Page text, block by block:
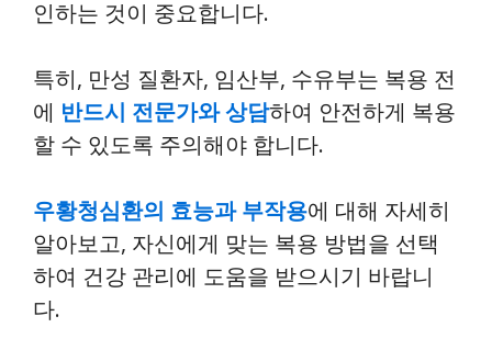
인하는 것이 중요합니다.
특히, 만성 질환자, 임산부, 수유부는 복용 전
에 반드시 전문가와 상담하여 안전하게 복용
할 수 있도록 주의해야 합니다.
우황청심환의 효능과 부작용에 대해 자세히
알아보고, 자신에게 맞는 복용 방법을 선택
하여 건강 관리에 도움을 받으시기 바랍니
다.